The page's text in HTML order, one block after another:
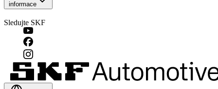
informace
Sledujte SKF